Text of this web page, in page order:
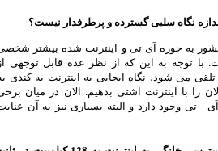
نگاه سلبی گسترده و پرطرفدار نیست؟
به حوزه آی تی و اینترنت شده بیشتر
توجه به این که از نظر عده قابل توجهی
می شود، نگاه ایجابی به اینترنت به کندی
را با اینترنت آشتی بدهیم. الان در میان
- تی وجود دارد و البته بسیاری نیز به آن